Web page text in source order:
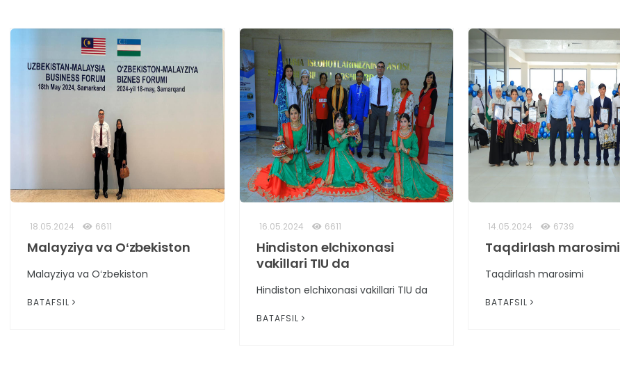
18.05.2024 6611
Malayziya va Oʻzbekiston
Malayziya va Oʻzbekiston
BATAFSIL
16.05.2024 6611
Hindiston elchixonasi
vakillari TIU da
Hindiston elchixonasi vakillari TIU da
BATAFSIL
14.05.2024 6739
Taqdirlash marosimi
Taqdirlash marosimi
BATAFSIL